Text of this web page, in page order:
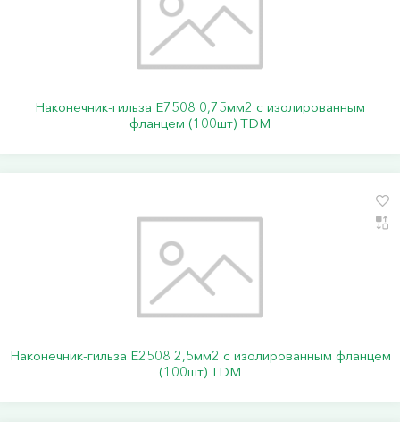
Наконечник-гильза Е7508 0,75мм2 с изолированным
фланцем (100шт) TDM
Наконечник-гильза Е2508 2,5мм2 с изолированным фланцем
(100шт) TDM